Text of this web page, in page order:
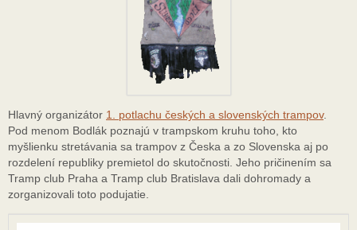
Hlavný organizátor 1. potlachu českých a slovenských trampov.
Pod menom Bodlák poznajú v trampskom kruhu toho, kto
myšlienku stretávania sa trampov z Česka a zo Slovenska aj po
rozdelení republiky premietol do skutočnosti. Jeho pričinením sa
Tramp club Praha a Tramp club Bratislava dali dohromady a
zorganizovali toto podujatie.